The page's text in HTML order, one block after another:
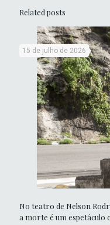
Related posts
15 de julho de 2026
No teatro de Nelson
a morte é um espetáculo